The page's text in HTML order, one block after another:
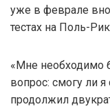
уже в феврале
тестах на Поль-
«Мне необходимо
вопрос: смогу ли я
продолжил